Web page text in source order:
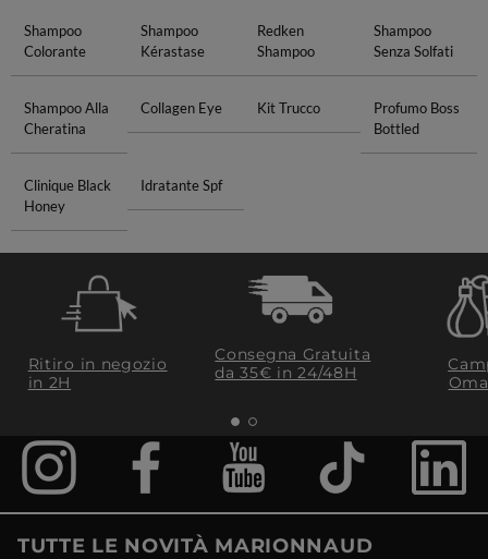
Shampoo
Colorante
Shampoo
Kérastase
Redken
Shampoo
Shampoo
Senza Solfati
Shampoo Alla
Cheratina
Collagen Eye Kit Trucco
Profumo Boss
Bottled
Clinique Black
Honey
Idratante Spf
Ritiro in negozio
in 2H
Consegna Gratuita
da 35€​ in 24/48H
TUTTE LE NOVITÀ MARIONNAUD